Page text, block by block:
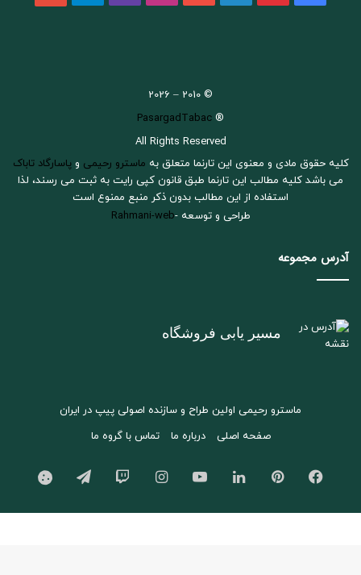
© 2010 – 2026
®
PasargadTabac
All Rights Reserved
كليه حقوق مادی و معنوی اين تارنما متعلق به ماسترو رحیمی وپاسارگاد تاباک
می باشد کلیه مطالب این تارنما طبق قانون کپی رایت به ثبت می رسند، لذا
استفاده از این مطالب بدون ذکر منبع ممنوع است
طراحی و توسعه -Rahmani-web
آدرس مجموعه
مسیر یابی فروشگاه
ماسترو رحیمی اولین طراح و سازنده اصولی پیپ در ایران
صفحه اصلی
درباره ما تماس با گروه ما
فیسبوک پینتریستلینکداین یوتیوب اینستاگرامTwitch تلگرام